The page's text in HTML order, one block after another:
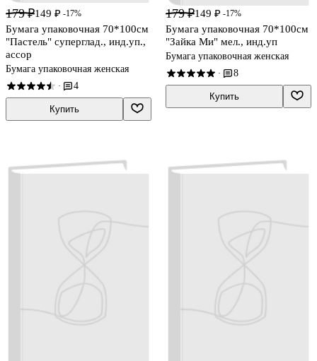
179 ₽149 ₽ -17%
Бумага упаковочная 70*100см
"Пастель" суперглад., инд.уп.,
ассор
Бумага упаковочная женская
· 4
Купить
179 ₽149 ₽ -17%
Бумага упаковочная 70*100см
"Зайка Ми" мел., инд.уп
Бумага упаковочная женская
· 8
Купить